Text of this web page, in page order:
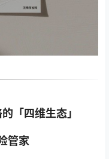
「四维生态」
管家